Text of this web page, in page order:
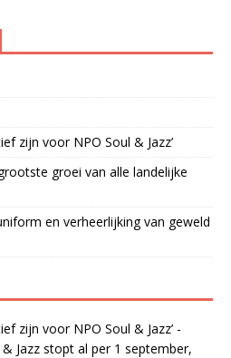
zijn voor NPO Soul & Jazz’
groei van alle landelijke
en verheerlijking van geweld
zijn voor NPO Soul & Jazz’ -
& Jazz stopt al per 1 september,